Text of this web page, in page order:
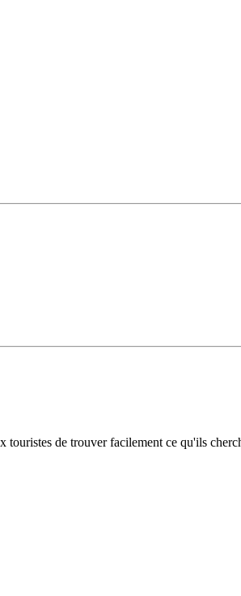
touristes de trouver facilement ce qu'ils